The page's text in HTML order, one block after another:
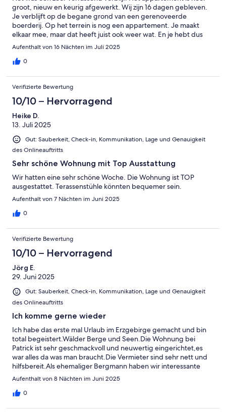
groot, nieuw en keurig afgewerkt. Wij zijn 16 dagen gebleven.
Je verblijft op de begane grond van een gerenoveerde
boerderij. Op het terrein is nog een appartement. Je maakt
elkaar mee, maar dat heeft juist ook weer wat. En je hebt dus
contact met de bewoners, dat is leuk. Ze zijn erg vriendelijk en
het is gewoon echt zo!!. de omgeving biedt volop uitdagende
een lekkere bakker bij de hand en een supermarkt, zelfs
meerdere. Top verblijf.
Aufenthalt von 16 Nächten im Juli 2025
0
Verifizierte Bewertung
10/10 – Hervorragend
Heike D.
13. Juli 2025
Gut: Sauberkeit, Check-in, Kommunikation, Lage und Genauigkeit
des Onlineauftritts
Sehr schöne Wohnung mit Top Ausstattung
Wir hatten eine sehr schöne Woche. Die Wohnung ist TOP
ausgestattet. Terassenstühle könnten bequemer sein.
Aufenthalt von 7 Nächten im Juni 2025
0
Verifizierte Bewertung
10/10 – Hervorragend
Jörg E.
29. Juni 2025
Gut: Sauberkeit, Check-in, Kommunikation, Lage und Genauigkeit
des Onlineauftritts
Ich komme gerne wieder
Ich habe das erste mal Urlaub im Erzgebirge gemacht und bin
total begeistert.Wälder Berge und Seen.Die Wohnung bei
Patrick ist sehr geschmackvoll und neuwertig eingerichtet,es
war alles da was man braucht.Die Vermieter sind sehr nett und
hilfsbereit.Als ehemaliger Bergmann haben wir interessante
Gespräche über den Berbau und seine Geschichte im
Touren gegeben.Auch die Leute in der Umgebung sind sehr
Aufenthalt von 8 Nächten im Juni 2025
0